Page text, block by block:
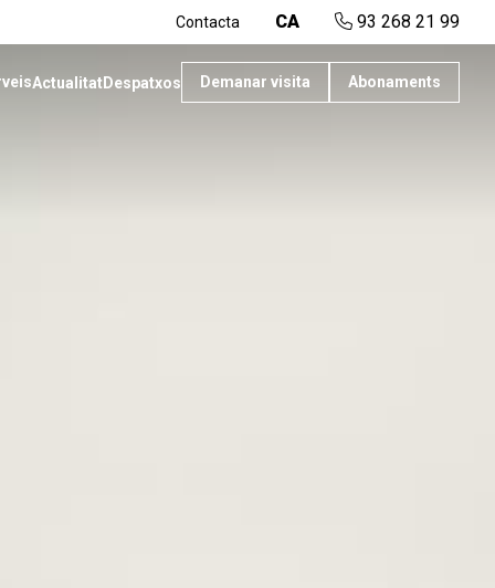
Contacta CA 93 268 21 99
Actualitat Despatxos Demanar visita Abonaments